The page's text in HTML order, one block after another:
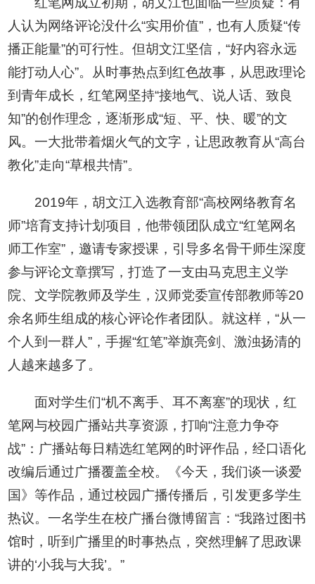
人认为网络评论没什么“实用价值”，也有人质疑“传
播正能量”的可行性。但胡文江坚信，“好内容永远
能打动人心”。从时事热点到红色故事，从思政理论
到青年成长，红笔网坚持“接地气、说人话、致良
知”的创作理念，逐渐形成“短、平、快、暖”的文
风。一大批带着烟火气的文字，让思政教育从“高台
教化”走向“草根共情”。
2019年，胡文江入选教育部“高校网络教育名
师”培育支持计划项目，他带领团队成立“红笔网名
师工作室”，邀请专家授课，引导多名骨干师生深度
参与评论文章撰写，打造了一支由马克思主义学
院、文学院教师及学生，汉师党委宣传部教师等20
余名师生组成的核心评论作者团队。就这样，“从一
个人到一群人”，手握“红笔”举旗亮剑、激浊扬清的
人越来越多了。
面对学生们“机不离手、耳不离塞”的现状，红
笔网与校园广播站共享资源，打响“注意力争夺
战”：广播站每日精选红笔网的时评作品，经口语化
改编后通过广播覆盖全校。《今天，我们谈一谈爱
国》等作品，通过校园广播传播后，引发更多学生
热议。一名学生在校广播台微博留言：“我路过图书
馆时，听到广播里的时事热点，突然理解了思政课
讲的‘小我与大我’。”